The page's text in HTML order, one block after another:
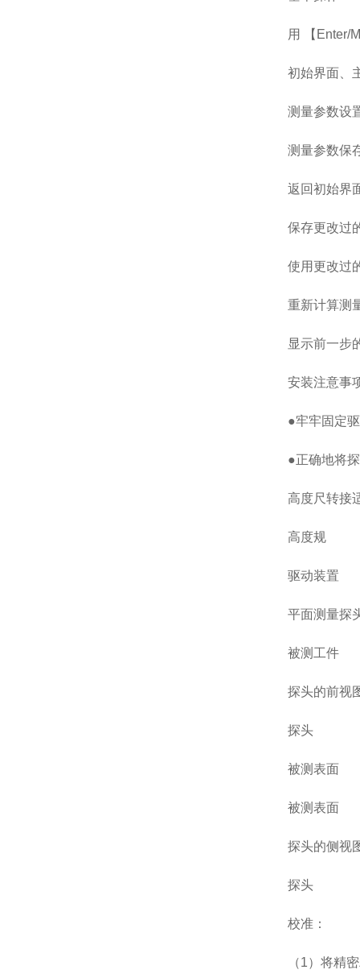
用 【Enter/
初始界面、
测量参数设
测量参数保
返回初始界
保存更改过
使用更改过
重新计算测
显示前一步
安装注意事
●牢牢固定
●正确地将
高度尺转接
高度规
驱动装置
平面测量探
被测工件
探头的前视
探头
被测表面
被测表面
探头的侧视
探头
校准：
（1）将精